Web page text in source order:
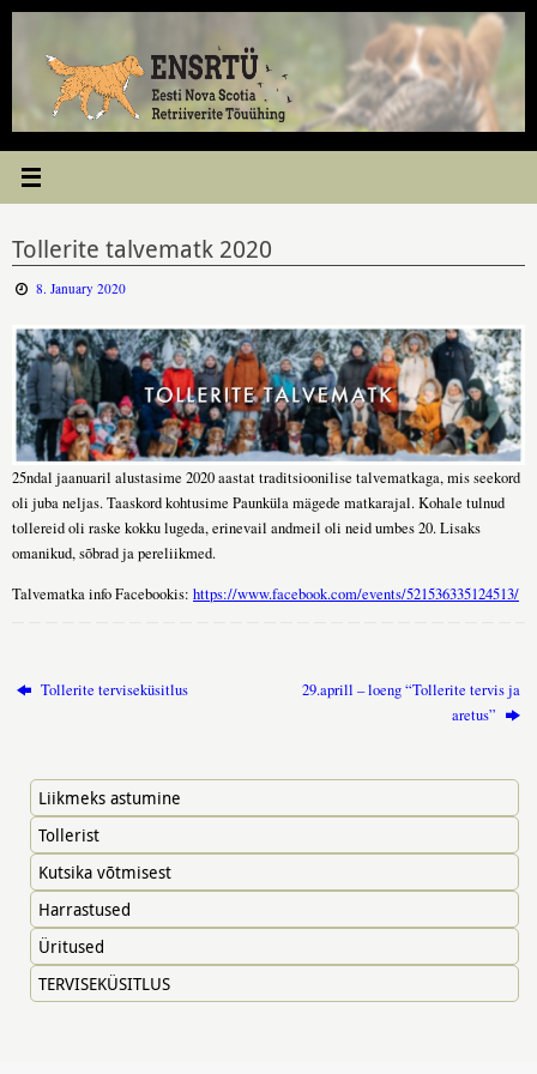
Skip
Tollerite talvematk 2020
8. January 2020
25ndal jaanuaril alustasime 2020 aastat traditsioonilise talvematkaga, mis seekord
oli juba neljas. Taaskord kohtusime Paunküla mägede matkarajal. Kohale tulnud
tollereid oli raske kokku lugeda, erinevail andmeil oli neid umbes 20. Lisaks
omanikud, sõbrad ja pereliikmed.
Talvematka info Facebookis: https://www.facebook.com/events/521536335124513/
Tollerite terviseküsitlus
29.aprill – loeng “Tollerite tervis ja
aretus”
Liikmeks astumine
Tollerist
Kutsika võtmisest
Harrastused
Üritused
TERVISEKÜSITLUS